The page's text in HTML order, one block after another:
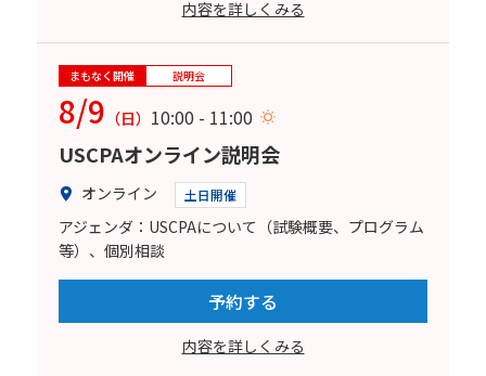
内容を詳しくみる
まもなく開催 説明会
8/9 （日） 10:00 - 11:00
USCPAオンライン説明会
オンライン 土日開催
アジェンダ：USCPAについて（試験概要、プログラム
等）、個別相談
予約する
内容を詳しくみる